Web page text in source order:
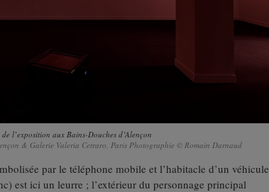
l’exposition aux Bains-Douches d’Alençon
& Galerie Valeria Cetraro, Paris Photographie © Romain Darnaud
par le téléphone mobile et l’habitacle d’un véhicule
est ici un leurre ; l’extérieur du personnage principal